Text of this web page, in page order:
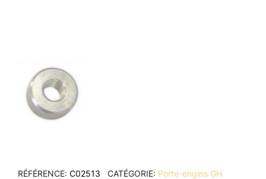
RÉFÉRENCE C02513 CATÉGORIE Porte-engins GH